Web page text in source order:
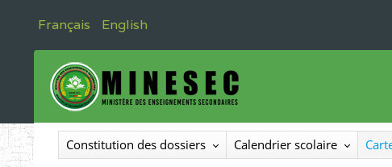
Français English
Constitution des dossiers Calendrier scolaire